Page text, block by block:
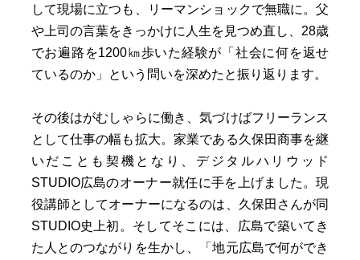
して現場に立つも、リーマンショックで無職に。父
や上司の言葉をきっかけに人生を見つめ直し、28歳
でお遍路を1200㎞歩いた経験が「社会に何を返せ
ているのか」という問いを深めたと振り返ります。
その後はがむしゃらに働き、気づけばフリーランス
として仕事の幅も拡大。家業である久保田商事を継
いだことも契機となり、デジタルハリウッド
STUDIO広島のオーナー就任に手を上げました。現
役講師としてオーナーになるのは、久保田さんが同
STUDIO史上初。そしてそこには、広島で築いてき
た人とのつながりを生かし、「地元広島で何ができ